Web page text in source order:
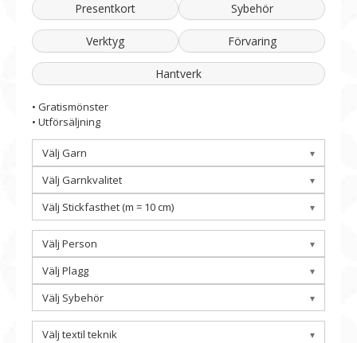
Presentkort Sybehör
Verktyg Förvaring
Hantverk
• Gratismönster
• Utförsäljning
Välj Garn
Välj Garnkvalitet
Välj Stickfasthet (m = 10 cm)
Välj Person
Välj Plagg
Välj Sybehör
Välj textil teknik